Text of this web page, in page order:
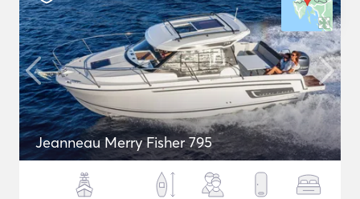
Jeanneau Merry Fisher 795